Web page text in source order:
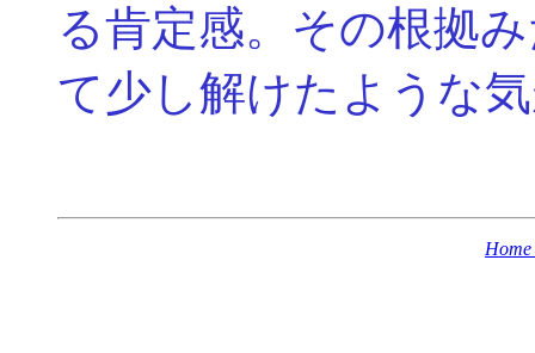
る肯定感。その根拠
て少し解けたような
Home